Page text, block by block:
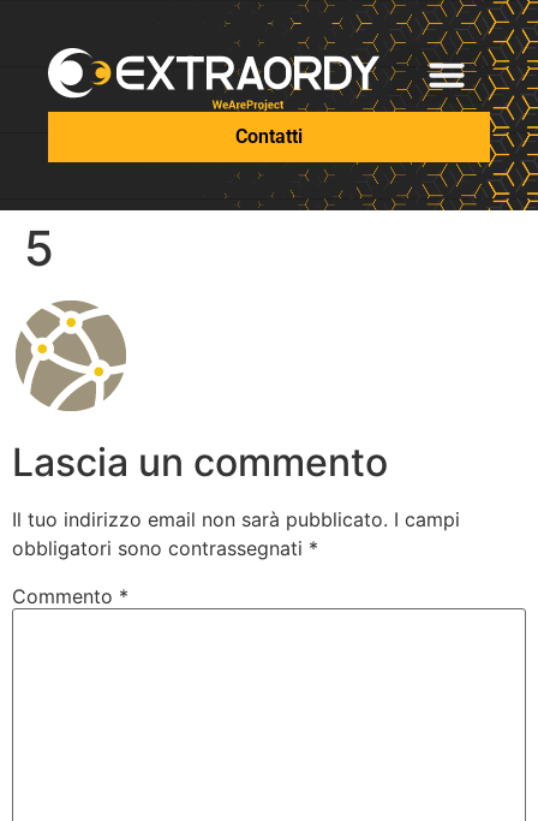
Contatti
5
Lascia un commento
Il tuo indirizzo email non sarà pubblicato. I campi
obbligatori sono contrassegnati *
Commento *